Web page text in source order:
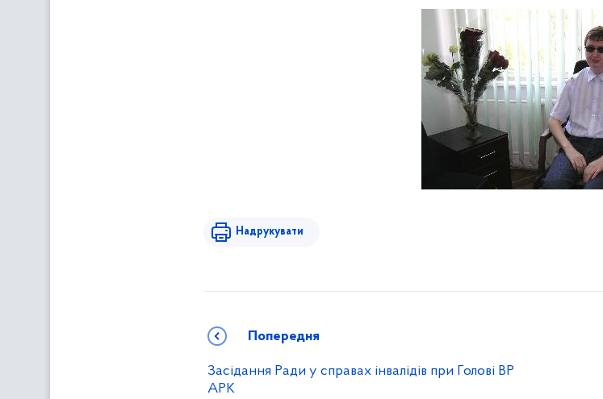
Надрукувати
Попередня
Засідання Ради у справах інвалідів при Голові ВР
АРК